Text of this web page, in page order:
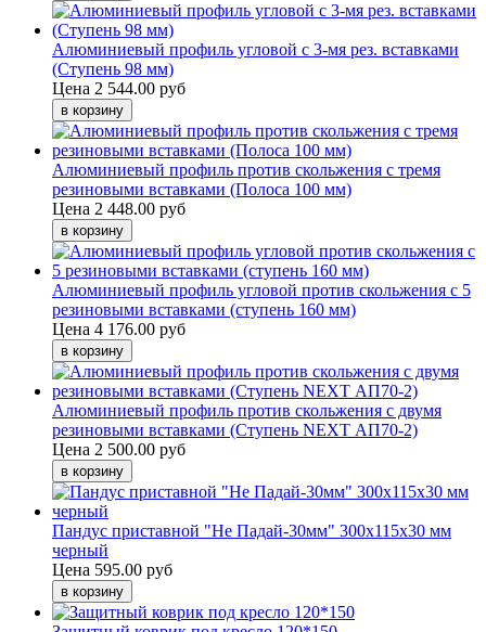
Алюминиевый профиль угловой с 3-мя рез. вставками
(Ступень 98 мм)
Цена 2 544.00 руб
Алюминиевый профиль против скольжения с тремя
резиновыми вставками (Полоса 100 мм)
Цена 2 448.00 руб
Алюминиевый профиль угловой против скольжения с 5
резиновыми вставками (ступень 160 мм)
Цена 4 176.00 руб
Алюминиевый профиль против скольжения с двумя
резиновыми вставками (Ступень NEXT АП70-2)
Цена 2 500.00 руб
Пандус приставной "Не Падай-30мм" 300х115х30 мм
черный
Цена 595.00 руб